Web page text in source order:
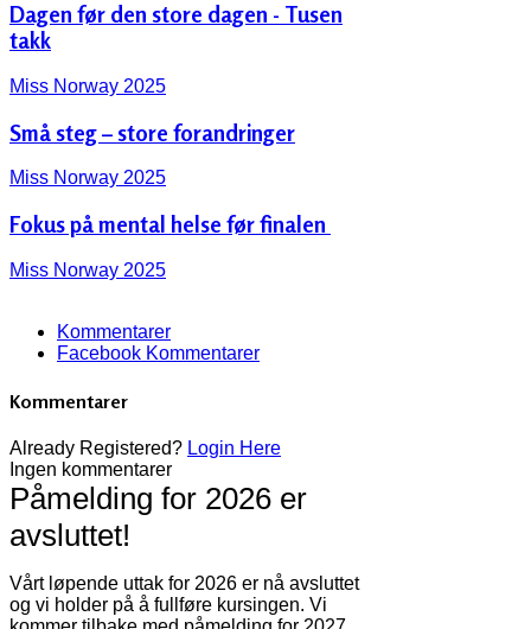
Dagen før den store dagen - Tusen
takk
Miss Norway 2025
Små steg – store forandringer
Miss Norway 2025
Fokus på mental helse før finalen ‍️
Miss Norway 2025
Kommentarer
Facebook Kommentarer
Kommentarer
Already Registered? Login Here
Ingen kommentarer
Påmelding for 2026 er
avsluttet!
Vårt løpende uttak for 2026 er nå avsluttet
og vi holder på å fullføre kursingen. Vi